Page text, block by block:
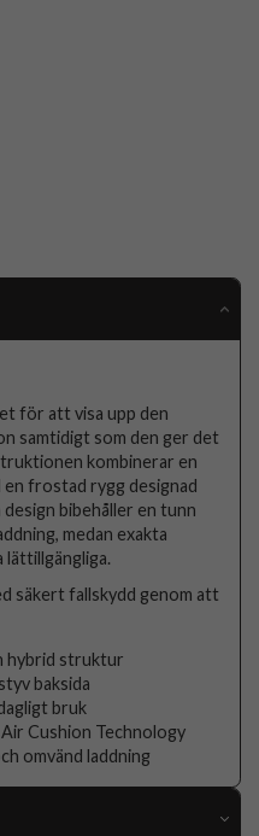
för att visa upp den
samtidigt som den ger det
kombinerar en
frostad rygg designad
bibehåller en tunn
medan exakta
säkert fallskydd genom att
hybrid struktur
baksida
bruk
Cushion Technology
omvänd laddning